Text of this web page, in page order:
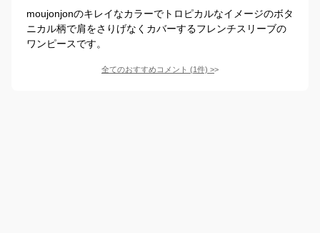
moujonjonのキレイなカラーでトロピカルなイメージのボタ
ニカル柄で肩をさりげなくカバーするフレンチスリーブの
ワンピースです。
全てのおすすめコメント (1件) >